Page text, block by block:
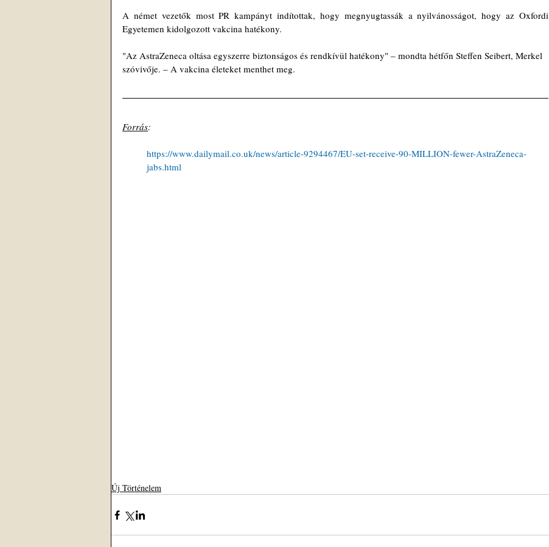
A német vezetők most PR kampányt indítottak, hogy megnyugtassák a nyilvánosságot, hogy az Oxfordi
Egyetemen kidolgozott vakcina hatékony.
"Az AstraZeneca oltása egyszerre biztonságos és rendkívül hatékony" – mondta hétfőn Steffen Seibert, Merkel
szóvivője. – A vakcina életeket menthet meg.
Forrás:
https://www.dailymail.co.uk/news/article-9294467/EU-set-receive-90-MILLION-fewer-AstraZeneca-
jabs.html
Új Történelem